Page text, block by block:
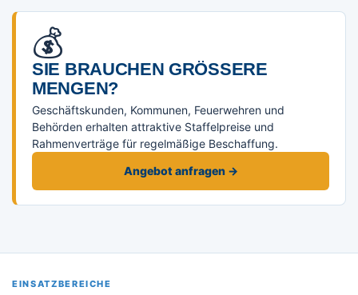
💰
SIE BRAUCHEN GRÖSSERE M
ENGEN?
Geschäftskunden, Kommunen, Feuerwehren und
Behörden erhalten attraktive Staffelpreise und
Rahmenverträge für regelmäßige Beschaffung.
Angebot anfragen →
EINSATZBEREICHE